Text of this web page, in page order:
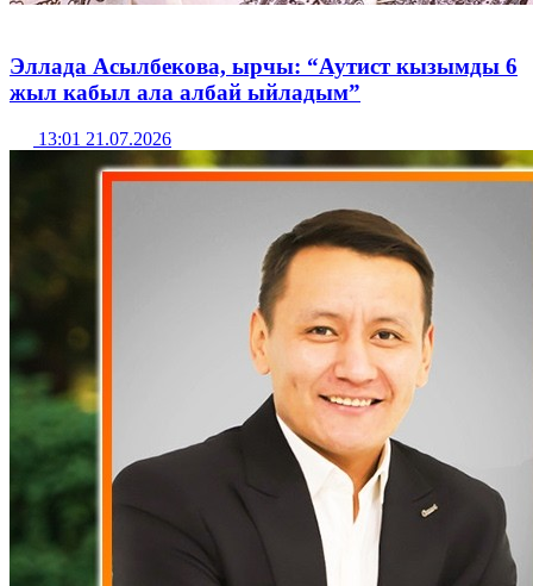
Эллада Асылбекова, ырчы: “Аутист кызымды 6
жыл кабыл ала албай ыйладым”
13:01 21.07.2026